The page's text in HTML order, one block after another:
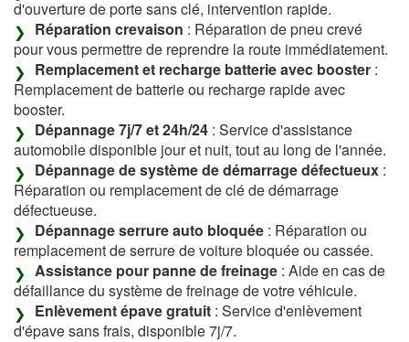
d'ouverture de porte sans clé, intervention rapide.
Réparation crevaison : Réparation de pneu crevé
pour vous permettre de reprendre la route immédiatement.
Remplacement et recharge batterie avec booster :
Remplacement de batterie ou recharge rapide avec
booster.
Dépannage 7j/7 et 24h/24 : Service d'assistance
automobile disponible jour et nuit, tout au long de l'année.
Dépannage de système de démarrage défectueux :
Réparation ou remplacement de clé de démarrage
défectueuse.
Dépannage serrure auto bloquée : Réparation ou
remplacement de serrure de voiture bloquée ou cassée.
Assistance pour panne de freinage : Aide en cas de
défaillance du système de freinage de votre véhicule.
Enlèvement épave gratuit : Service d'enlèvement
d'épave sans frais, disponible 7j/7.